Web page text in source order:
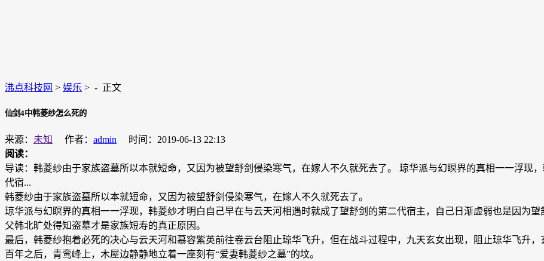
沸点科技网 > 娱乐 > - 正文
仙剑4中韩菱纱怎么死的
来源： 未知 作者： admin
时间：2019-06-13 22:13
阅读：
导读：韩菱纱由于家族盗墓所以本就短命，又因为被望舒剑侵染寒气，在嫁人不久就死去了。 琼华派与幻瞑界的真相一一浮现
代宿...
韩菱纱由于家族盗墓所以本就短命，又因为被望舒剑侵染寒气，在嫁人不久就死去了。
琼华派与幻瞑界的真相一一浮现，韩菱纱才明白自己早在与云天河相遇时就成了望舒剑的第二代宿主，自己日渐虚弱也是因为
父韩北旷处得知盗墓才是家族短寿的真正原因。
最后，韩菱纱抱着必死的决心与云天河和慕容紫英前往卷云台阻止琼华飞升，但在战斗过程中，九天玄女出现，阻止琼华飞升，
百年之后，青鸾峰上，木屋边静静地立着一座刻有“爱妻韩菱纱之墓”的坟。